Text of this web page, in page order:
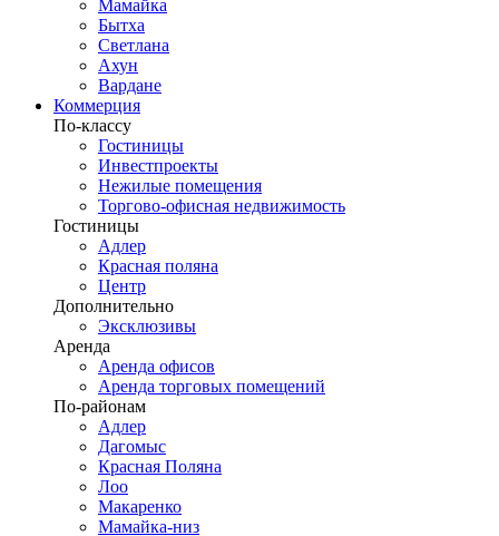
Мамайка
Бытха
Светлана
Ахун
Вардане
Коммерция
По-классу
Гостиницы
Инвестпроекты
Нежилые помещения
Торгово-офисная недвижимость
Гостиницы
Адлер
Красная поляна
Центр
Дополнительно
Эксклюзивы
Аренда
Аренда офисов
Аренда торговых помещений
По-районам
Адлер
Дагомыс
Красная Поляна
Лоо
Макаренко
Мамайка-низ